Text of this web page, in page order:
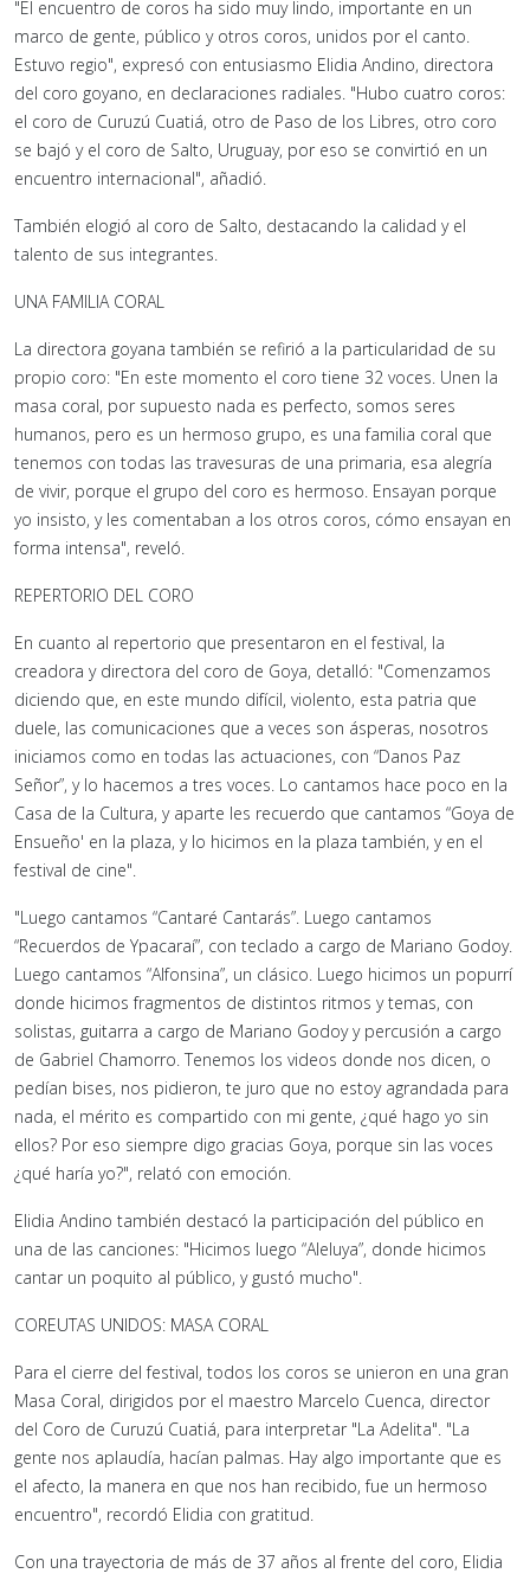
"El encuentro de coros ha sido muy lindo, importante en un
marco de gente, público y otros coros, unidos por el canto.
Estuvo regio", expresó con entusiasmo Elidia Andino, directora
del coro goyano, en declaraciones radiales. "Hubo cuatro coros:
el coro de Curuzú Cuatiá, otro de Paso de los Libres, otro coro
se bajó y el coro de Salto, Uruguay, por eso se convirtió en un
encuentro internacional", añadió.
También elogió al coro de Salto, destacando la calidad y el
talento de sus integrantes.
UNA FAMILIA CORAL
La directora goyana también se refirió a la particularidad de su
propio coro: "En este momento el coro tiene 32 voces. Unen la
masa coral, por supuesto nada es perfecto, somos seres
humanos, pero es un hermoso grupo, es una familia coral que
tenemos con todas las travesuras de una primaria, esa alegría
de vivir, porque el grupo del coro es hermoso. Ensayan porque
yo insisto, y les comentaban a los otros coros, cómo ensayan en
forma intensa", reveló.
REPERTORIO DEL CORO
En cuanto al repertorio que presentaron en el festival, la
creadora y directora del coro de Goya, detalló: "Comenzamos
diciendo que, en este mundo difícil, violento, esta patria que
duele, las comunicaciones que a veces son ásperas, nosotros
iniciamos como en todas las actuaciones, con “Danos Paz
Señor”, y lo hacemos a tres voces. Lo cantamos hace poco en la
Casa de la Cultura, y aparte les recuerdo que cantamos “Goya de
Ensueño' en la plaza, y lo hicimos en la plaza también, y en el
festival de cine".
"Luego cantamos “Cantaré Cantarás”. Luego cantamos
“Recuerdos de Ypacaraí”, con teclado a cargo de Mariano Godoy.
Luego cantamos “Alfonsina”, un clásico. Luego hicimos un popurrí
donde hicimos fragmentos de distintos ritmos y temas, con
solistas, guitarra a cargo de Mariano Godoy y percusión a cargo
de Gabriel Chamorro. Tenemos los videos donde nos dicen, o
pedían bises, nos pidieron, te juro que no estoy agrandada para
nada, el mérito es compartido con mi gente, ¿qué hago yo sin
ellos? Por eso siempre digo gracias Goya, porque sin las voces
¿qué haría yo?", relató con emoción.
Elidia Andino también destacó la participación del público en
una de las canciones: "Hicimos luego “Aleluya”, donde hicimos
cantar un poquito al público, y gustó mucho".
COREUTAS UNIDOS: MASA CORAL
Para el cierre del festival, todos los coros se unieron en una gran
Masa Coral, dirigidos por el maestro Marcelo Cuenca, director
del Coro de Curuzú Cuatiá, para interpretar "La Adelita". "La
gente nos aplaudía, hacían palmas. Hay algo importante que es
el afecto, la manera en que nos han recibido, fue un hermoso
encuentro", recordó Elidia con gratitud.
Con una trayectoria de más de 37 años al frente del coro, Elidia